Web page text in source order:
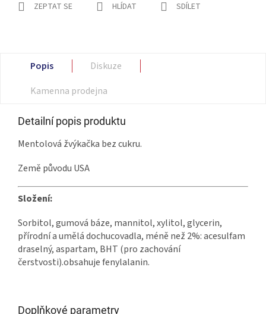
ZEPTAT SE HLÍDAT SDÍLET
Popis
Diskuze
Kamenna prodejna
Detailní popis produktu
Mentolová žvýkačka bez cukru.
Země původu USA
Složení:
Sorbitol, gumová báze, mannitol, xylitol, glycerin,
přírodní a umělá dochucovadla, méně než 2%: acesulfam
draselný, aspartam, BHT (pro zachování
čerstvosti).obsahuje fenylalanin.
Doplňkové parametry